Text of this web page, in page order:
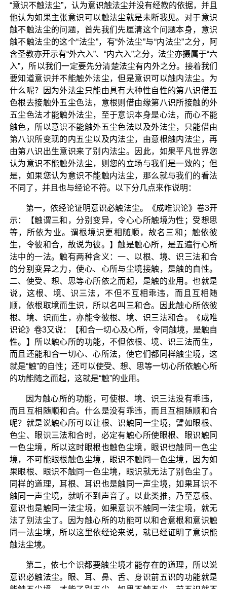
“意识不触法尘”，认为意识触法尘并没有经教的依据，并且
他认为如果主张意识可以触法尘就是未断我见。对于意识
触不触法尘的问题，首先我们先厘清这个问题本身，意识
触不触法尘的这个“法尘”，有“外法尘”与“内法尘”之分，阿
含圣教亦开示有“外六入”、“内六入”之分，法尘亦摄属于“六
入”，所以我们一定要先分清楚法尘有内外之分。接着我们
要知道意识并不能触外法尘，但是意识可以触内法尘。为
什么呢？因为外法尘只能由具有大种性自性的第八识借五
色根去接触外五尘色法，意根则借由缘第八识所接触的外
五尘色法才能触外法尘，至于意识本身是心法，而心不能
触色，所以意识不能触外五尘色法以及外法尘，只能借由
第八识所变现的内五尘以及内法尘，由意根触内法尘，再
由第八识出生意识来了别内法尘。因此，如果平凡世界您
认为意识不能触外法尘，则您的立场与我们是一致的；但
是，如果您认为意识不能触内法尘，那么就与我们的看法
不同了，并且也与经论不符。以下分几点来作说明：
第一，依经论证明意识必触法尘。《成唯识论》卷3开
示：【触谓三和，分别变异，令心心所触境为性；受想思
等，所依为业。谓根境识更相随顺，故名三和；触依彼
生，令彼和合，故说为彼。】触是触心所，是五遍行心所
法中的一法。触有两种含义：一、以根、境、识三法和合
的分别变异之力，使心、心所与尘境接触，是触的自性。
二、使受、想、思等心所依之而起，是触的业用。也就是
说，这根、境、识三法，不但不互相乖违，而且互相随
顺，依根取境而生识，所以名叫三和合。因此触心所依彼
根、境、识而生，亦能令彼根、境、识三法和合。《成唯
识论》卷3又说：【和合一切心及心所，令同触境，是触自
性。】所以触心所的功能，不但依根、境、识三法而生，
而且还能和合一切心、心所法，使它们都同样触尘境，这
就是“触”的自性；还可以使受、想、思等一切心所依触心所
的功能随之而起，这就是“触”的业用。
因为触心所的功能，可使根、境、识三法没有乖违，
而且互相随顺和合。什么是没有乖违，而且互相随顺和合
呢？就是说触心所可以让根、识触同一尘境，譬如眼根、
色尘、眼识三法和合时，必定有触心所使眼根、眼识触同
一色尘境，所以这时眼根也触色尘境，眼识也触同一色尘
境，不可能眼根触色尘境，眼识不触同一色尘境，因为如
果眼根、眼识不触同一色尘境，眼识就无法了别色尘了。
同样的道理，耳根、耳识也是触同一声尘境，如果耳识不
触同一声尘境，就听不到声音了。以此类推，乃至意根、
意识也是触同一法尘境，如果意识不触同一法尘境，就无
法了别法尘了。因为触心所的功能可以和合意根和意识触
同一法尘境，所以这里依经论来说，就已经证明了意识能
触法尘境。
第二，依七个识都要触尘境才能存在的道理，所以说
意识必触法尘。眼、耳、鼻、舌、身识前五识的功能就是